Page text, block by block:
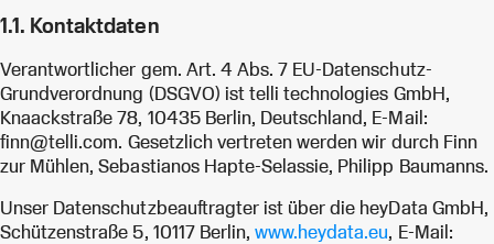
1.1. Kontaktdaten
Verantwortlicher gem. Art. 4 Abs. 7 EU-Datenschutz-
Grundverordnung (DSGVO) ist telli technologies GmbH,
Knaackstraße 78, 10435 Berlin, Deutschland, E-Mail:
finn@telli.com. Gesetzlich vertreten werden wir durch Finn
zur Mühlen, Sebastianos Hapte-Selassie, Philipp Baumanns.
Unser Datenschutzbeauftragter ist über die heyData GmbH,
Schützenstraße 5, 10117 Berlin,www.heydata.eu, E-Mail: